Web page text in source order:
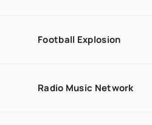
Football Explosion
Radio Music Network